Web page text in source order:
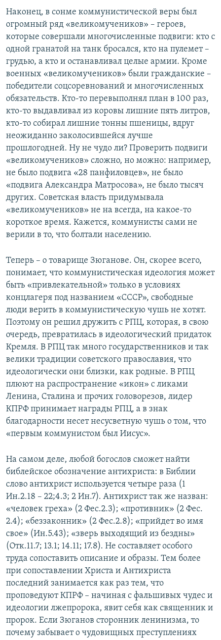
Наконец, в сонме коммунистической веры был
огромный ряд «великомучеников» – героев,
которые совершали многочисленные подвиги: кто с
одной гранатой на танк бросался, кто на пулемет –
грудью, а кто и останавливал целые армии. Кроме
военных «великомучеников» были гражданские –
победители соцсоревнований и многочисленных
обязательств. Кто-то перевыполнял план в 100 раз,
кто-то выдавливал из коровы лишние пять литров,
кто-то собирал лишние тонны пшеницы, вдруг
неожиданно заколосившейся лучше
прошлогодней. Ну не чудо ли? Проверить подвиги
«великомучеников» сложно, но можно: например,
не было подвига «28 панфиловцев», не было
«подвига Александра Матросова», не было тысяч
других. Советская власть придумывала
«великомучеников» не на всегда, на какое-то
короткое время. Кажется, коммунисты сами не
верили в то, что болтали населению.
Теперь – о товарище Зюганове. Он, скорее всего,
понимает, что коммунистическая идеология может
быть «привлекательной» только в условиях
концлагеря под названием «СССР», свободные
люди верить в коммунистическую чушь не хотят.
Поэтому он решил дружить с РПЦ, которая, в свою
очередь, превратилась в идеологический придаток
Кремля. В РПЦ так много государственников и так
велики традиции советского православия, что
идеологически они близки, как родные. В РПЦ
плюют на распространение «икон» с ликами
Ленина, Сталина и прочих головорезов, лидер
КПРФ принимает награды РПЦ, а в знак
благодарности несет несусветную чушь о том, что
«первым коммунистом был Иисус».
На самом деле, любой богослов сможет найти
библейское обозначение антихриста: в Библии
слово антихрист используется четыре раза (1
Ин.2.18 – 22;4.3; 2 Ин.7). Антихрист так же назван:
«человек греха» (2 Фес.2.3); «противник» (2 Фес.
2.4); «беззаконник» (2 Фес.2.8); «прийдет во имя
свое» (Ин.5.43); «зверь выходящий из бездны»
(Отк.11.7; 13.1; 14.11; 17.8). Не составляет особого
труда сопоставить описание и образы. Тем более
при сопоставлении Христа и Антихриста
последний занимается как раз тем, что
проповедуют КПРФ – начиная с фальшивых чудес и
идеологии лжепророка, явит себя как священник и
пророк. Если Зюганов сторонник ленинизма, то
почему забывает о чудовищных преступлениях